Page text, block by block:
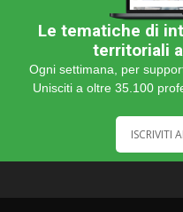
Le tematiche di
territoriali
Ogni settimana, per
Unisciti a oltre 35.100
ISCRIVITI